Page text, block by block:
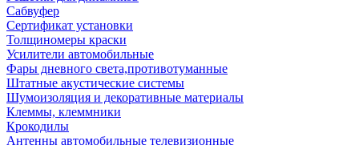
Сабвуфер
Сертификат установки
Толщиномеры краски
Усилители автомобильные
Фары дневного света,противотуманные
Штатные акустические системы
Шумоизоляция и декоративные материалы
Клеммы, клеммники
Крокодилы
Антенны автомобильные телевизионные